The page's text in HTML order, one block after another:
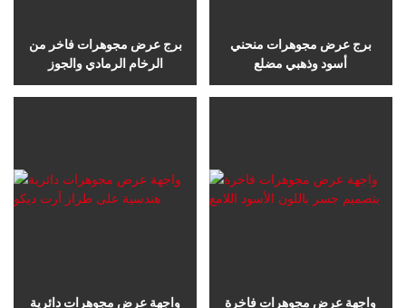
برج عرض مجوهرات فاخر من
الرخام الرمادي والجوز
برج عرض مجوهرات منحني
أسود وذهبي مضلع
واجهة عرض مجوهرات دائرية
واجهة عرض مجوهرات فاخرة